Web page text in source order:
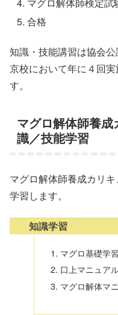
合格
知識・技能講習は協会
京校において年に４回
す。
マグロ解体師養
識／技能学習
マグロ解体師養成カリ
学習します。
知識学習
マグロ基礎学
口上マニュア
マグロ解体マ